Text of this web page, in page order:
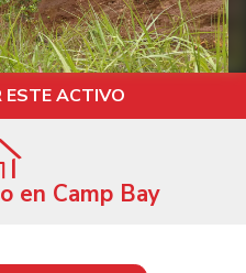
ESTE ACTIVO
en Camp Bay